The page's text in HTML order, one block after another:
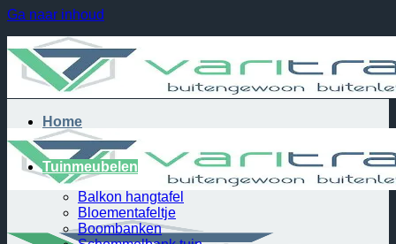
Ga naar inhoud
Home
Tuinmeubelen
Balkon hangtafel
Bloementafeltje
Boombanken